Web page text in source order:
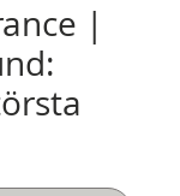
|